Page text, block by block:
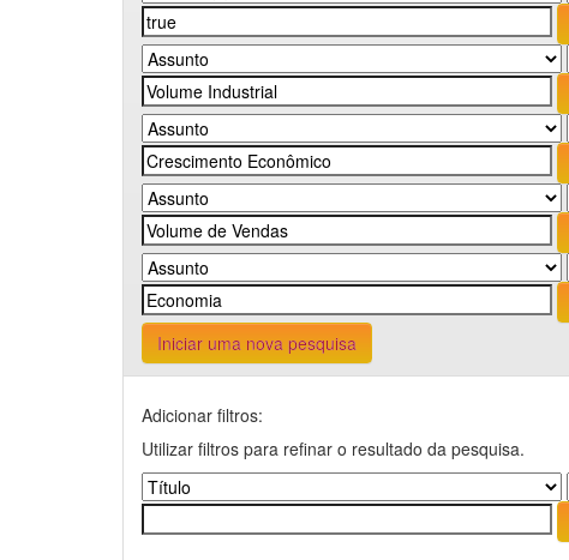
Iniciar uma nova pesquisa
Adicionar filtros:
Utilizar filtros para refinar o resultado da pesquisa.